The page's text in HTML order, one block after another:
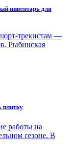
инвентарь для
трекистам —
Рыбинская
плитку
работы на
сезоне. В